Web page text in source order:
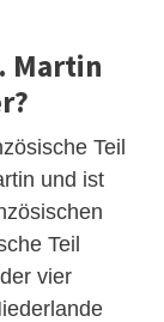
Martin
Teil
und ist
Teil
vier